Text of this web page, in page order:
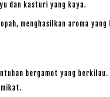
dan kasturi yang kaya.
menghasilkan aroma yang
bergamot yang berkilau.